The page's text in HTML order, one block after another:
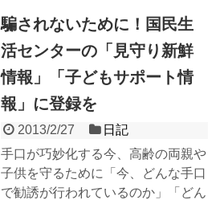
騙されないために！国民生
活センターの「見守り新鮮
情報」「子どもサポート情
報」に登録を
2013/2/27
日記
手口が巧妙化する今、高齢の両親や
子供を守るために「今、どんな手口
で勧誘が行われているのか」「どん